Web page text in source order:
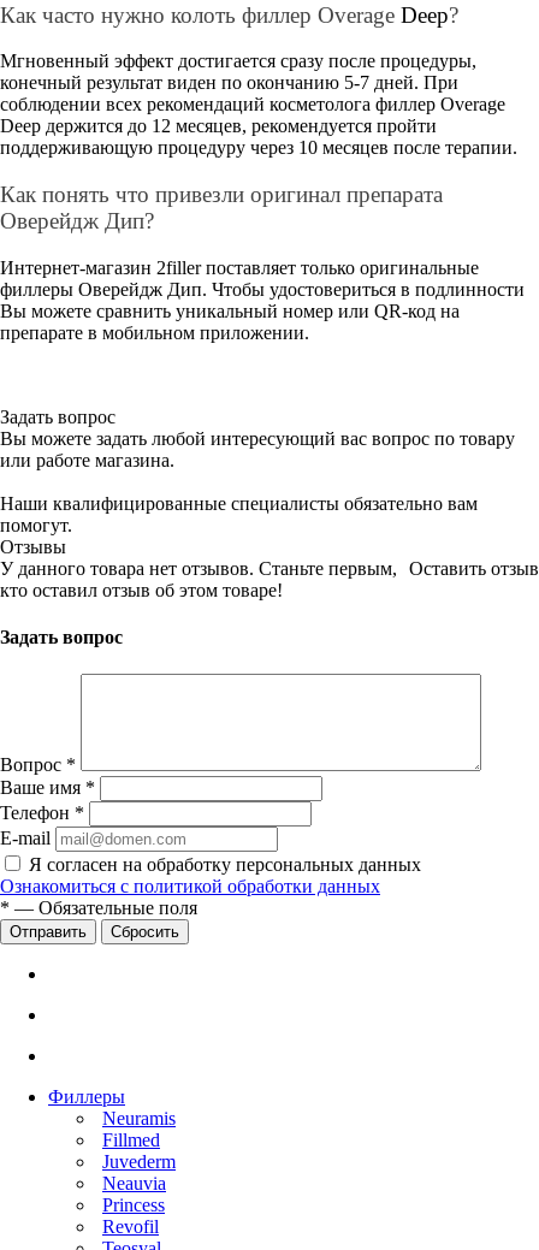
Как часто нужно колоть филлер Overage Deep?
Мгновенный эффект достигается сразу после процедуры,
конечный результат виден по окончанию 5-7 дней. При
соблюдении всех рекомендаций косметолога филлер Overage
Deep держится до 12 месяцев, рекомендуется пройти
поддерживающую процедуру через 10 месяцев после терапии.
Как понять что привезли оригинал препарата
Оверейдж Дип?
Интернет-магазин 2filler поставляет только оригинальные
филлеры Оверейдж Дип. Чтобы удостовериться в подлинности
Вы можете сравнить уникальный номер или QR-код на
препарате в мобильном приложении.
Задать вопрос
Вы можете задать любой интересующий вас вопрос по товару
или работе магазина.
Наши квалифицированные специалисты обязательно вам
помогут.
Отзывы
Оставить отзыв
У данного товара нет отзывов. Станьте первым,
кто оставил отзыв об этом товаре!
Задать вопрос
Вопрос *
Ваше имя *
Телефон *
E-mail
Я согласен на обработку персональных данных
Ознакомиться с политикой обработки данных
* — Обязательные поля
Сбросить
Филлеры
Neuramis
Fillmed
Juvederm
Neauvia
Princess
Revofil